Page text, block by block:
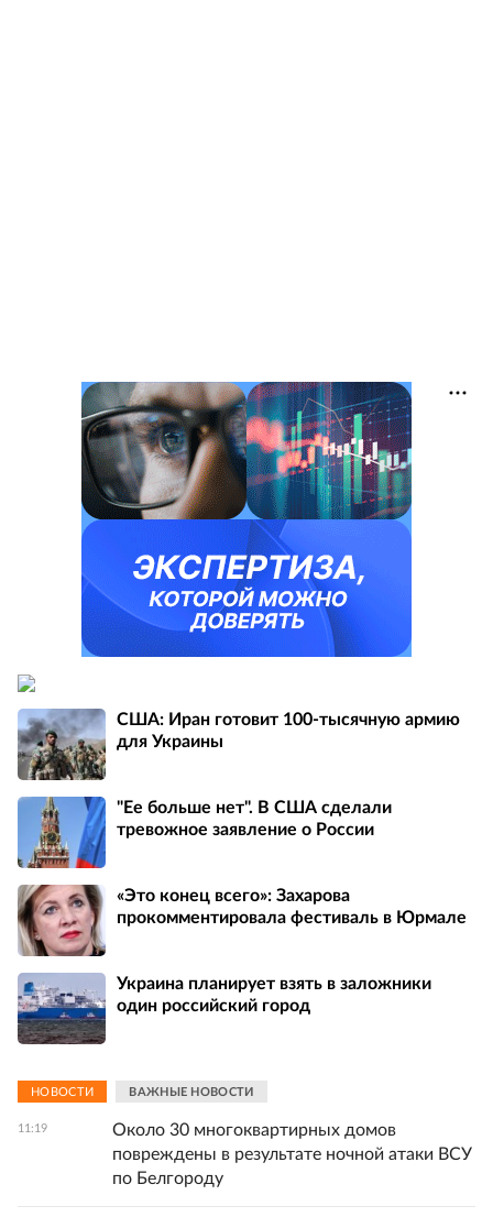
США: Иран готовит 100-тысячную армию
для Украины
"Ее больше нет". В США сделали
тревожное заявление о России
«Это конец всего»: Захарова
прокомментировала фестиваль в Юрмале
Украина планирует взять в заложники
один российский город
НОВОСТИ ВАЖНЫЕ НОВОСТИ
11:19
Около 30 многоквартирных домов
повреждены в результате ночной атаки ВСУ
по Белгороду